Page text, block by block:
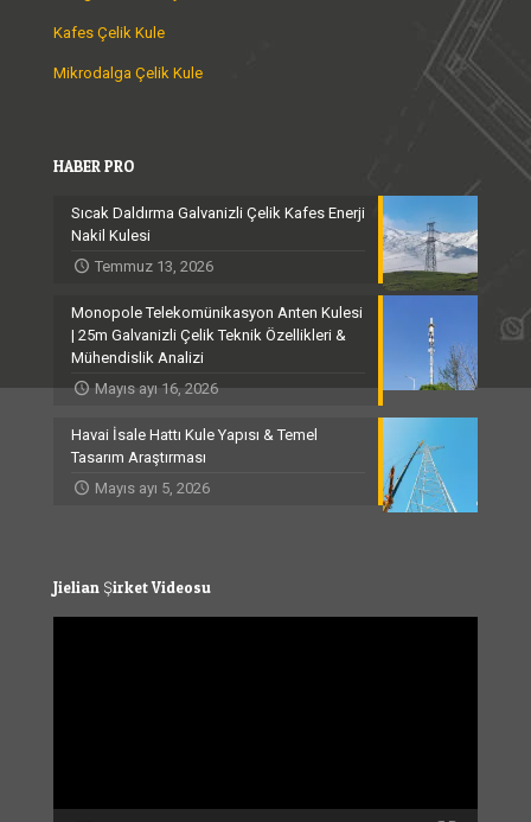
Kafes Çelik Kule
Mikrodalga Çelik Kule
HABER PRO
Sıcak Daldırma Galvanizli Çelik Kafes Enerji
Nakil Kulesi
Temmuz 13, 2026
Monopole Telekomünikasyon Anten Kulesi
| 25m Galvanizli Çelik Teknik Özellikleri &
Mühendislik Analizi
Mayıs ayı 16, 2026
Havai İsale Hattı Kule Yapısı & Temel
Tasarım Araştırması
Mayıs ayı 5, 2026
Jielian Şirket Videosu